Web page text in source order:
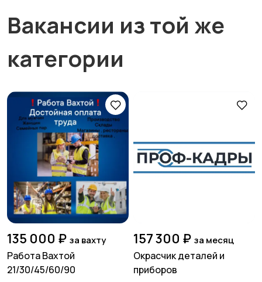
Вакансии из той же
категории
135 000 ₽ за вахту
Работа Вахтой
21/30/45/60/90
157 300 ₽ за месяц
Окрасчик деталей и
приборов